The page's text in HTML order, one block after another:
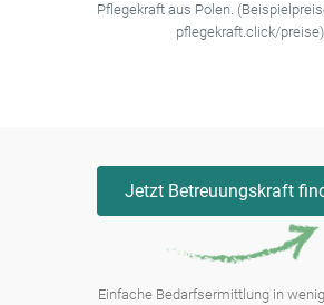
Pflegekraft aus Polen.
pflegekraft.click/preise)
Jetzt Betreuungskraft
Einfache Bedarfsermittlung in